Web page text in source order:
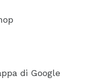
di Google